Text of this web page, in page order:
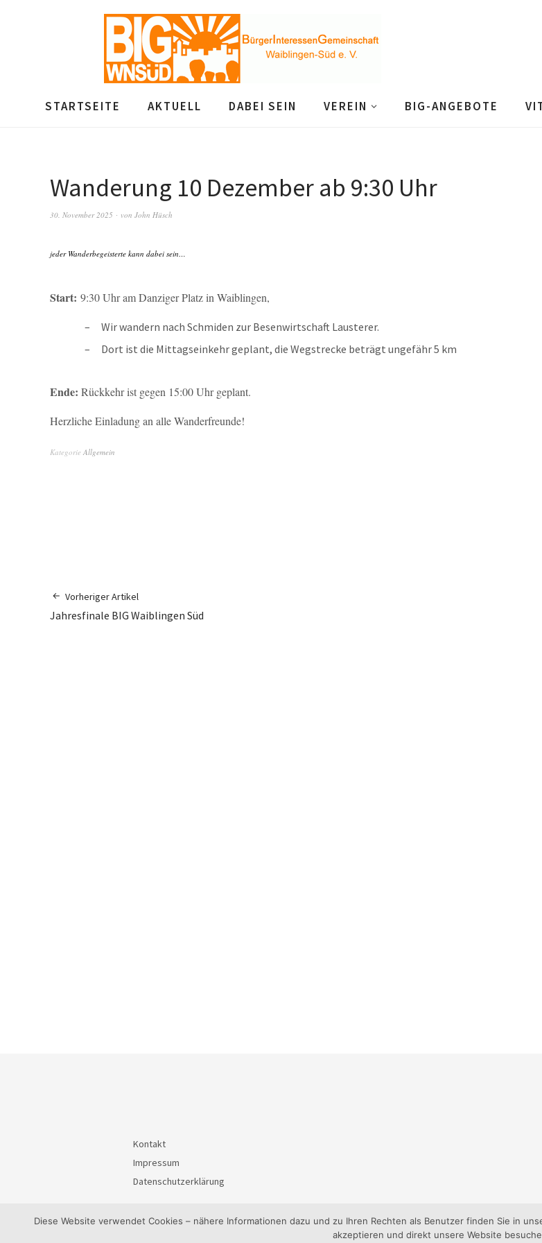
STARTSEITE AKTUELL DABEI SEIN VEREIN BIG-ANGEBOTE
Wanderung 10 Dezember ab 9:30 Uhr
30. November 2025 von John Hüsch
jeder Wanderbegeisterte kann dabei sein…
Start: 9:30 Uhr am Danziger Platz in Waiblingen,
Wir wandern nach Schmiden zur Besenwirtschaft Lausterer.
Dort ist die Mittagseinkehr geplant, die Wegstrecke beträgt ungefähr 5 km
Ende: Rückkehr ist gegen 15:00 Uhr geplant.
Herzliche Einladung an alle Wanderfreunde!
Kategorie Allgemein
Vorheriger Artikel
Jahresfinale BIG Waiblingen Süd
Kontakt
Impressum
Datenschutzerklärung
Diese Website verwendet Cookies – nähere Informationen dazu und zu Ihren Rechten als Benutzer finden Sie in
akzeptieren und direkt unsere Website